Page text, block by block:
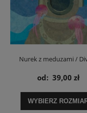
Nurek z meduzami /
plakat
od: 39,00 zł
WYBIERZ